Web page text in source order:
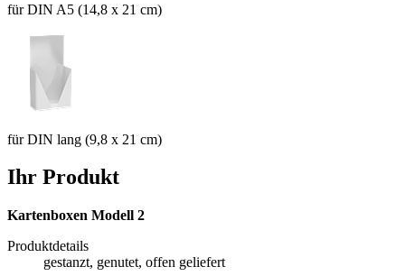
für DIN A5 (14,8 x 21 cm)
für DIN lang (9,8 x 21 cm)
Ihr Produkt
Kartenboxen Modell 2
Produktdetails
gestanzt, genutet, offen geliefert